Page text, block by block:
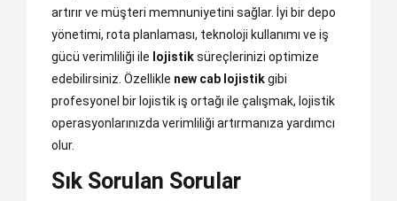
artırır ve müşteri memnuniyetini sağlar. İyi bir depo
yönetimi, rota planlaması, teknoloji kullanımı ve iş
gücü verimliliği ile lojistiksüreçlerinizi optimize
edebilirsiniz. Özellikle new cab lojistikgibi
profesyonel bir lojistik iş ortağı ile çalışmak, lojistik
operasyonlarınızda verimliliği artırmanıza yardımcı
olur.
Sık Sorulan Sorular